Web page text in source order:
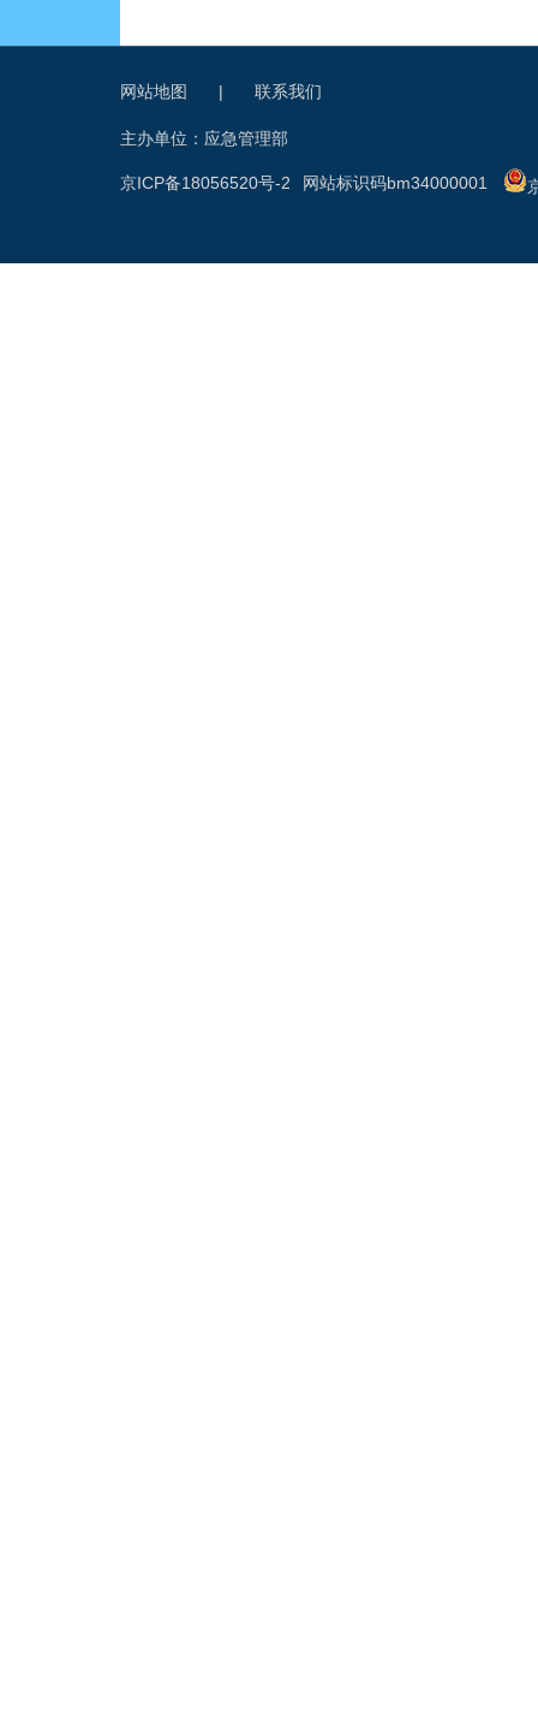
网站地图 | 联系我们
主办单位：应急管理部
网站标识码bm34000001
京ICP备18056520号-2